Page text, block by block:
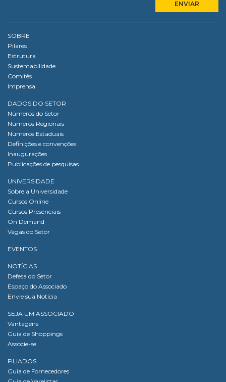
SOBRE
Pilares
Estrutura
Sustentabilidade
Comitês
Imprensa
DADOS DO SETOR
Números do Setor
Números Regionais
Números Estaduais
Definições e convenções
Inaugurações
Publicações de pesquisas
UNIVERSIDADE
Sobre a Universidade
Cursos Online
Cursos Presenciais
On Demand
Vagas do Setor
EVENTOS
NOTÍCIAS
Defesa do Setor
Espaço do Associado
Envie sua Notícia
SEJA UM ASSOCIADO
Vantagens
Guia de Shoppings
Associe-se
FILIADOS
Guia de Fornecedores